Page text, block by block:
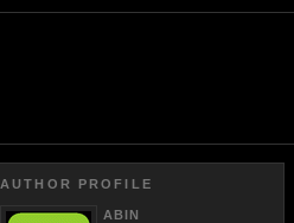
AUTHOR PROFILE
ABIN